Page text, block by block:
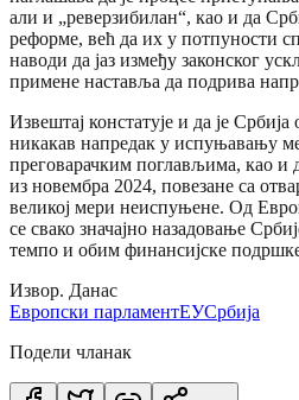
али и „реверзибилан“, као и да
реформе, већ да их у потпуности
наводи да јаз између законског
примене наставља да подрива
Извештај констатује и да је
никакав напредак у испуњавању
преговарачким поглављима, као и
из новембра 2024, повезане са
великој мери неиспуњене. Од
се свако значајно назадовање
темпо и обим финансијске
Извор. Данас
Европски парламентЕУСрбија
Подели чланак